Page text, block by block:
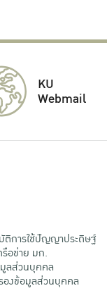
KU
Webmail
ติการใช้ปัญญาประดิษฐ์
รือข่าย มก.
ลส่วนบุคคล
งข้อมูลส่วนบุคคล